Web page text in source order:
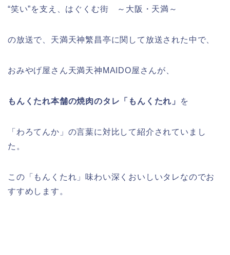
“笑い”を支え、はぐくむ街 ～大阪・天満～
の放送で、天満天神繁昌亭に関して放送された中で、
おみやげ屋さん天満天神MAIDO屋さんが、
もんくたれ本舗の焼肉のタレ「もんくたれ」 を
「わろてんか」の言葉に対比して紹介されていまし
た。
この「もんくたれ」味わい深くおいしいタレなのでお
すすめします。